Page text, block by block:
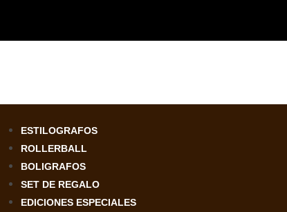
ESTILOGRAFOS
ROLLERBALL
BOLIGRAFOS
SET DE REGALO
EDICIONES ESPECIALES